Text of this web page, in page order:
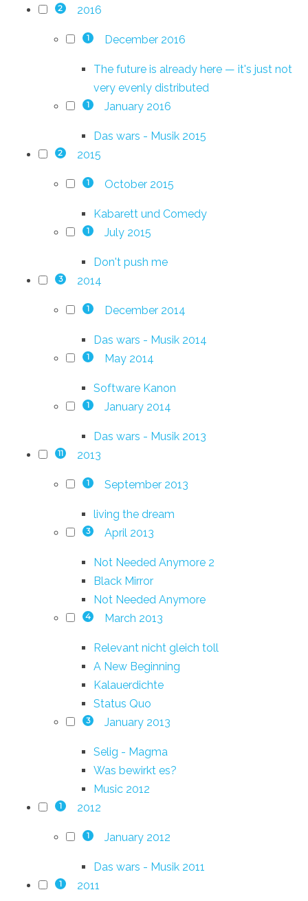
2 2016
1 December 2016
The future is already here — it's just not
very evenly distributed
1 January 2016
Das wars - Musik 2015
2 2015
1 October 2015
Kabarett und Comedy
1 July 2015
Don't push me
3 2014
1 December 2014
Das wars - Musik 2014
1 May 2014
Software Kanon
1 January 2014
Das wars - Musik 2013
11 2013
1 September 2013
living the dream
3 April 2013
Not Needed Anymore 2
Black Mirror
Not Needed Anymore
4 March 2013
Relevant nicht gleich toll
A New Beginning
Kalauerdichte
Status Quo
3 January 2013
Selig - Magma
Was bewirkt es?
Music 2012
1 2012
1 January 2012
Das wars - Musik 2011
1 2011